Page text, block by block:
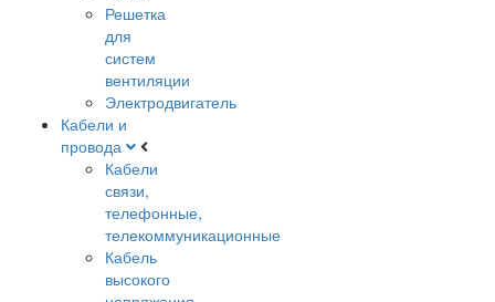
Решетка
для
систем
вентиляции
Электродвигатель
Кабели и
провода
Кабели
связи,
телефонные,
телекоммуникационные
Кабель
высокого